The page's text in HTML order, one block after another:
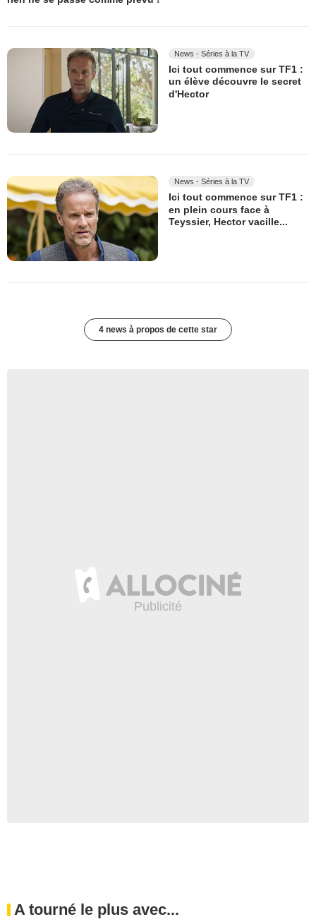
News - Séries à la TV
Ici tout commence sur TF1 :
un élève découvre le secret
d'Hector
News - Séries à la TV
Ici tout commence sur TF1 :
en plein cours face à
Teyssier, Hector vacille...
4 news à propos de cette star
A tourné le plus avec...